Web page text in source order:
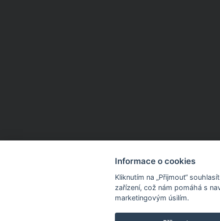
Informace o cookies
Kliknutím na „Přijmout“
zařízení, což nám pomáhá s
marketingovým úsilím.